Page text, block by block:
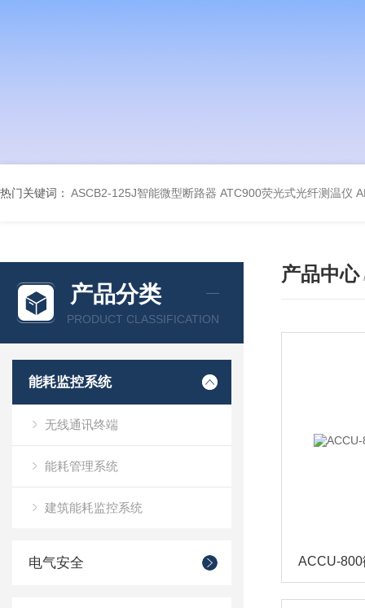
热门关键词： ASCB2-125J智能微型断路器 ATC900荧光式光纤测温仪
产品分类
PRODUCT CLASSIFICATION
能耗监控系统
无线通讯终端
能耗管理系统
建筑能耗监控系统
电气安全
产品中心